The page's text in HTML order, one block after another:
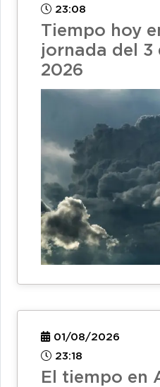
23:08
Tiempo hoy
jornada del 3
2026
01/08/2026
23:18
El tiempo en